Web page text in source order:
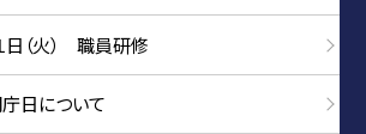
日（火） 職員研修
日について